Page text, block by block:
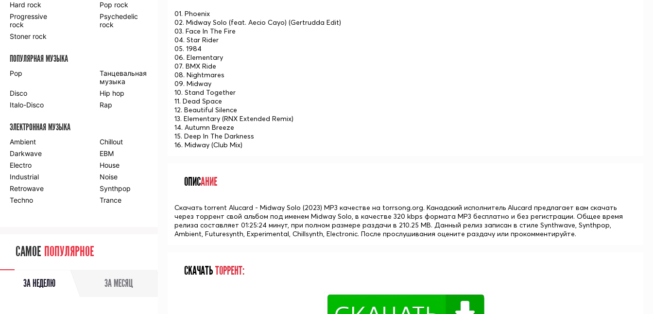
01. Phoenix
02. Midway Solo (feat. Aecio Cayo) (Gertrudda Edit)
03. Face In The Fire
04. Star Rider
05. 1984
06. Elementary
07. BMX Ride
08. Nightmares
09. Midway
10. Stand Together
11. Dead Space
12. Beautiful Silence
13. Elementary (RNX Extended Remix)
14. Autumn Breeze
15. Deep In The Darkness
16. Midway (Club Mix)
ОПИСАНИЕ
Скачать torrent Alucard - Midway Solo (2023) MP3 качестве на torrsong.org. Канадский исполнитель Alucard предлагает вам скачать
через торрент свой альбом под именем Midway Solo, в качестве 320 kbps формата MP3 бесплатно и без регистрации. Общее время
релиза составляет 01:25:24 минут, при полном размере раздачи в 210.25 MB. Данный релиз записан в стиле Synthwave, Synthpop,
Ambient, Futuresynth, Experimental, Chillsynth, Electronic. После прослушивания оцените раздачу или прокомментируйте.
СКАЧАТЬТОРРЕНТ:
Hard rock
Pop rock
Progressive
rock
Psychedelic
rock
Stoner rock
ПОПУЛЯРНАЯ МУЗЫКА
Pop
Танцевальная
музыка
Disco
Hip hop
Italo-Disco
Rap
ЭЛЕКТРОННАЯ МУЗЫКА
Ambient
Chillout
Darkwave
EBM
Electro
House
Industrial
Noise
Retrowave
Synthpop
Techno
Trance
САМОЕ ПОПУЛЯРНОЕ
ЗА НЕДЕЛЮ ЗА МЕСЯЦ